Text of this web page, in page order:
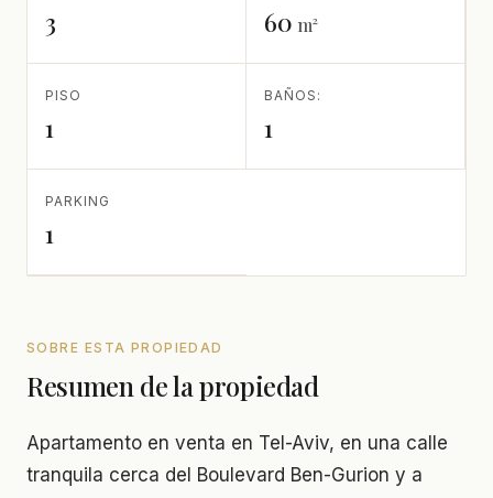
3 60 m²
PISO
1
BAÑOS:
1
PARKING
1
SOBRE ESTA PROPIEDAD
Resumen de la propiedad
Apartamento en venta en Tel-Aviv, en una calle
tranquila cerca del Boulevard Ben-Gurion y a